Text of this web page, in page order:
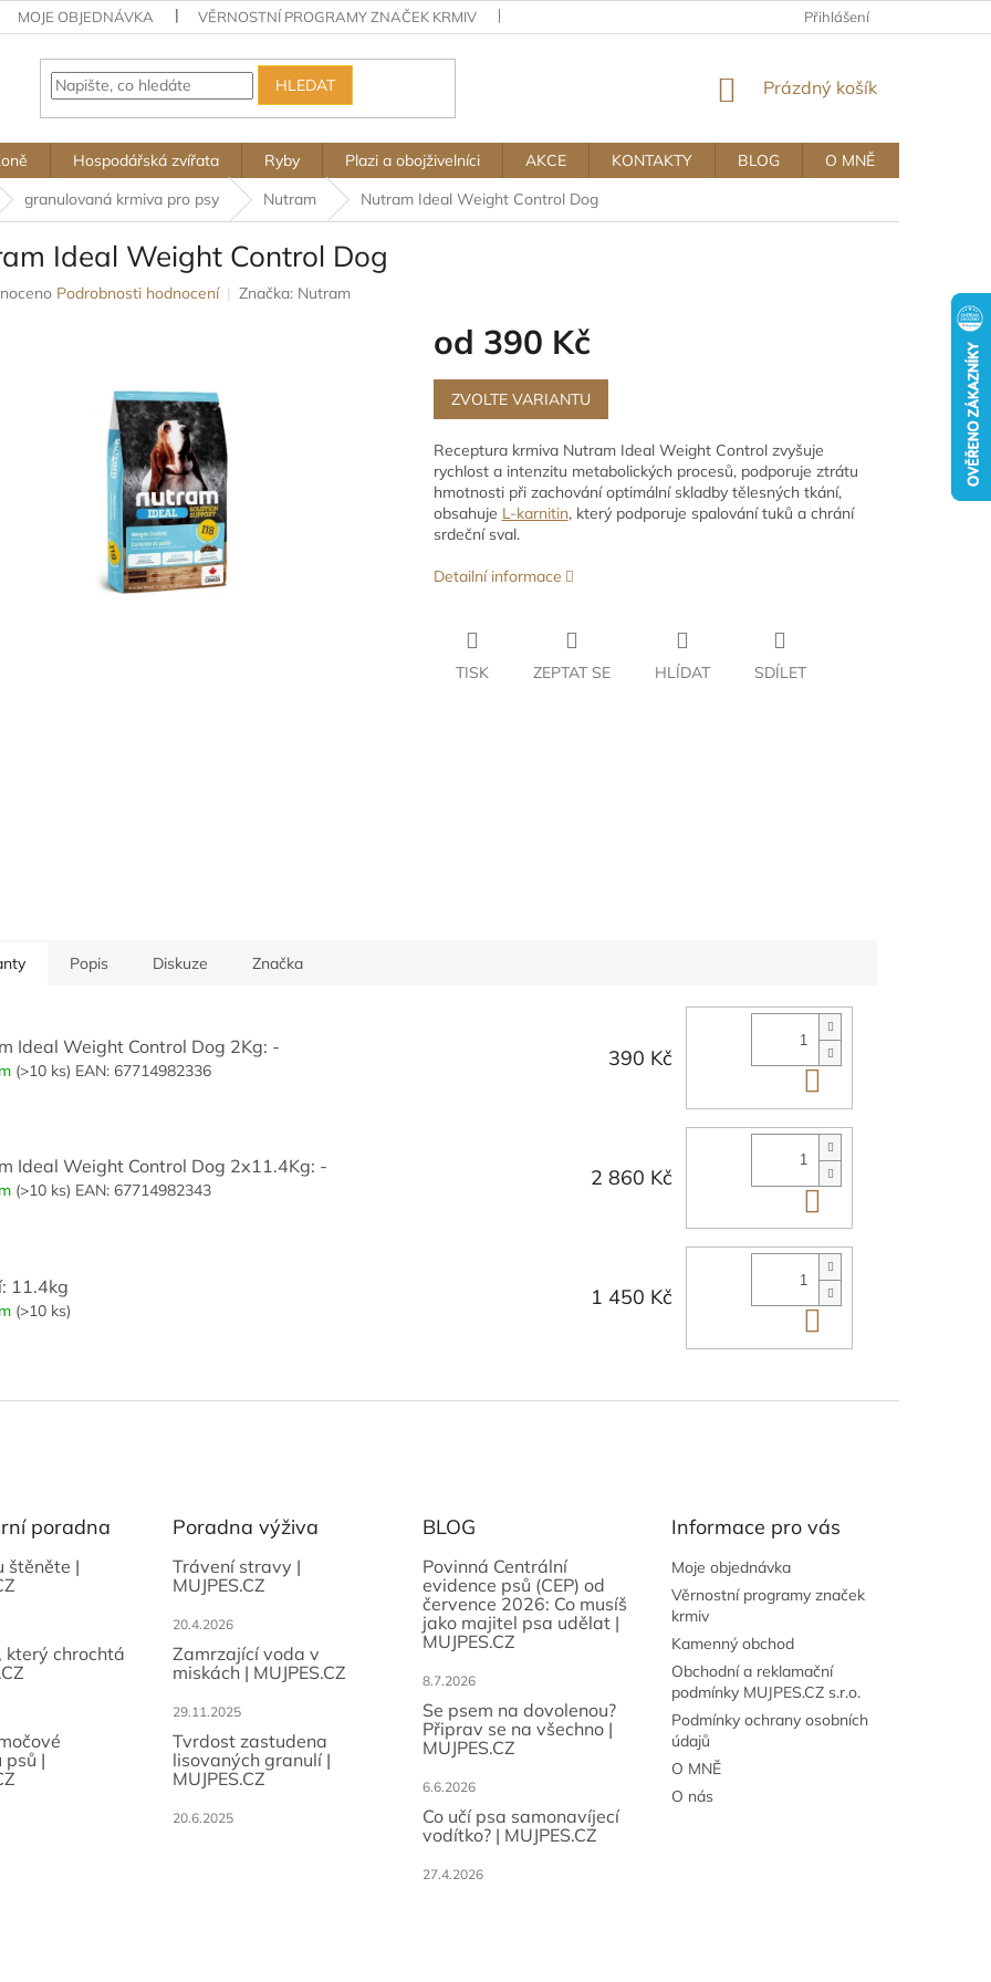
MOJE OBJEDNÁVKA VĚRNOSTNÍ PROGRAMY ZNAČEK KRMIV OBCHODNÍ A REKLAMAČNÍ PODMÍNKY
Přihlášení
HLEDAT
NÁKUPNÍ
Prázdný košík
Hospodářská zvířata Ryby Plazi a obojživelníci AKCE KONTAKTY BLOG
O MNĚ
granulovaná krmiva pro psy Nutram Nutram Ideal Weight Control Dog
Ideal Weight Control Dog
Podrobnosti hodnocení Značka: Nutram
od 390 Kč
Měrná
cena:
ZVOLTE VARIANTU
Receptura krmiva Nutram Ideal Weight Control zvyšuje
rychlost a intenzitu metabolických procesů, podporuje ztrátu
hmotnosti při zachování optimální skladby tělesných tkání,
obsahuje L-karnitin, který podporuje spalování tuků a chrání
srdeční sval.
Detailní informace
TISK ZEPTAT SE HLÍDAT SDÍLET
Popis Diskuze Značka
Ideal Weight Control Dog 2Kg: -
(>10 ks) EAN: 67714982336
390 Kč
Ideal Weight Control Dog 2x11.4Kg: -
(>10 ks) EAN: 67714982343
2 860 Kč
11.4kg
(>10 ks)
1 450 Kč
poradna
štěněte |
který chrochtá
psů |
Poradna výživa
Trávení stravy |
MUJPES.CZ
20.4.2026
Zamrzající voda v
miskách | MUJPES.CZ
29.11.2025
Tvrdost zastudena
lisovaných granulí |
MUJPES.CZ
20.6.2025
BLOG
Povinná Centrální
evidence psů (CEP) od
července 2026: Co musíš
jako majitel psa udělat |
MUJPES.CZ
8.7.2026
Se psem na dovolenou?
Připrav se na všechno |
MUJPES.CZ
6.6.2026
Co učí psa samonavíjecí
vodítko? | MUJPES.CZ
27.4.2026
Informace pro vás
Moje objednávka
Věrnostní programy značek
krmiv
Kamenný obchod
Obchodní a reklamační
podmínky MUJPES.CZ s.r.o.
Podmínky ochrany osobních
údajů
O MNĚ
O nás